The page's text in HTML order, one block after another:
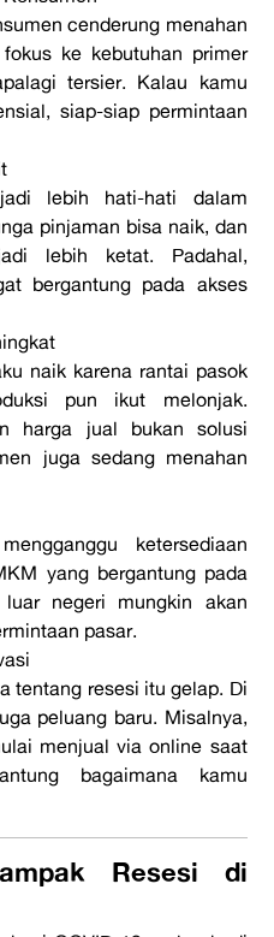
cenderung menahan
ke kebutuhan primer
tersier. Kalau kamu
siap-siap permintaan
lebih hati-hati dalam
pinjaman bisa naik, dan
lebih ketat. Padahal,
bergantung pada akses
naik karena rantai pasok
pun ikut melonjak.
harga jual bukan solusi
juga sedang menahan
ketersediaan
yang bergantung pada
negeri mungkin akan
pasar.
tentang resesi itu gelap. Di
peluang baru. Misalnya,
menjual via online saat
bagaimana kamu
Resesi di